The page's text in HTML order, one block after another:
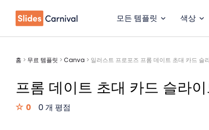
모든 템플릿 색상
홈 > 무료 템플릿 > Canva > 일러스트 프로포즈 프롬 데이트 초대 카드 슬
프롬 데이트 초대 카드 슬라
0 0 개 평점